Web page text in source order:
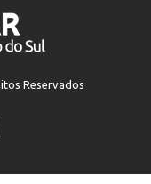
Reservados